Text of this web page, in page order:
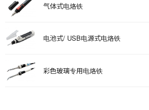
气体式电烙铁
电池式/ USB电源式电烙铁
彩色玻璃专用电烙铁